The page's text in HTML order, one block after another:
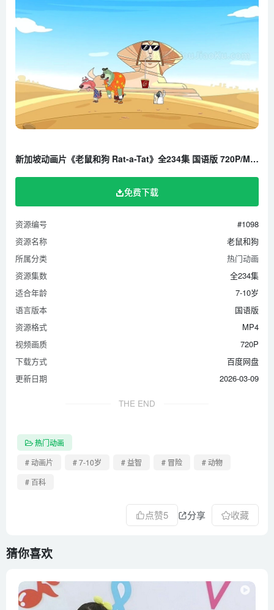
新加坡动画片《老鼠和狗 Rat-a-Tat》全234集 国语版 720P/MP4/13.9G 百度云网盘下载
免费下载
资源编号
#1098
资源名称
老鼠和狗
所属分类
热门动画
资源集数
全234集
适合年龄
7-10岁
语言版本
国语版
资源格式
MP4
视频画质
720P
下载方式
百度网盘
更新日期
2026-03-09
THE END
热门动画
# 动画片
# 7-10岁 # 益智 # 冒险
# 动物
# 百科
点赞5 分享 收藏
猜你喜欢